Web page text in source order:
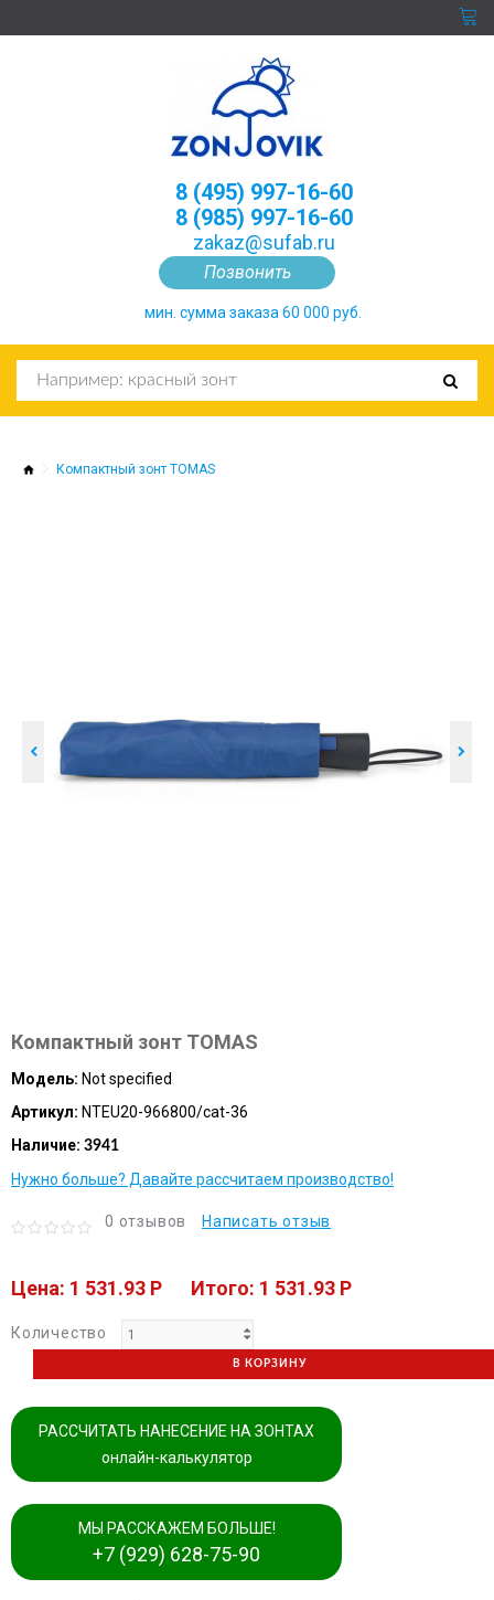
Позвонить
8 (495) 997-16-60
8 (985) 997-16-60
zakaz@sufab.ru
мин. сумма заказа 60 000 руб.
Компактный зонт TOMAS
Компактный зонт TOMAS
Модель: Not specified
Артикул: NTEU20-966800/cat-36
Наличие: 3941
Нужно больше? Давайте рассчитаем производство!
0 отзывов Написать отзыв
Цена: 1 531.93 P Итого: 1 531.93 P
Количество
В КОРЗИНУ
РАССЧИТАТЬ НАНЕСЕНИЕ НА ЗОНТАХ
онлайн-калькулятор
МЫ РАССКАЖЕМ БОЛЬШЕ!
+7 (929) 628-75-90